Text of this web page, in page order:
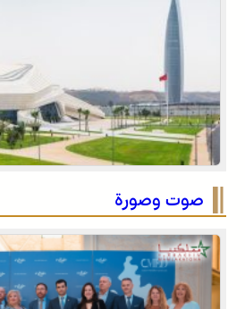
العثور على جثة مقطعة الأطراف
صوت وصورة